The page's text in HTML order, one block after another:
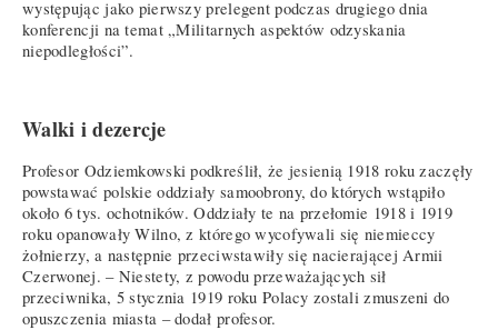
występując jako pierwszy prelegent podczas drugiego dnia
konferencji na temat „Militarnych aspektów odzyskania
niepodległości”.
Walki i dezercje
Profesor Odziemkowski podkreślił, że jesienią 1918 roku zaczęły
powstawać polskie oddziały samoobrony, do których wstąpiło
około 6 tys. ochotników. Oddziały te na przełomie 1918 i 1919
roku opanowały Wilno, z którego wycofywali się niemieccy
żołnierzy, a następnie przeciwstawiły się nacierającej Armii
Czerwonej. – Niestety, z powodu przeważających sił
przeciwnika, 5 stycznia 1919 roku Polacy zostali zmuszeni do
opuszczenia miasta – dodał profesor.